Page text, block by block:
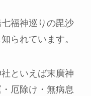
福神巡りの毘沙
られています。
といえば末廣神
厄除け・無病息